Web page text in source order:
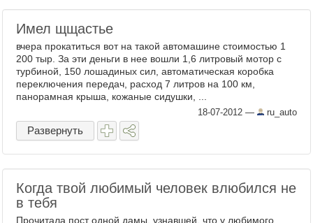
Имел щщастье
вчера прокатиться вот на такой автомашине стоимостью 1
200 тыр. За эти деньги в нее вошли 1,6 литровый мотор с
турбиной, 150 лошадиных сил, автоматическая коробка
переключения передач, расход 7 литров на 100 км,
панорамная крыша, кожаные сидушки, ...
18-07-2012 — ru_auto
Развернуть
Когда твой любимый человек влюбился не
в тебя
Прочитала пост одной дамы, узнавшей, что у любимого